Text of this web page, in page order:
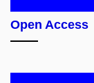
Open Access